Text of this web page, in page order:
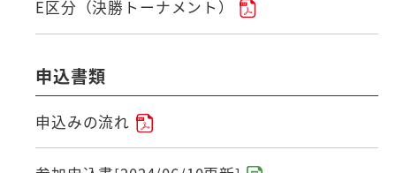
E区分（決勝トーナメント）
申込書類
申込みの流れ